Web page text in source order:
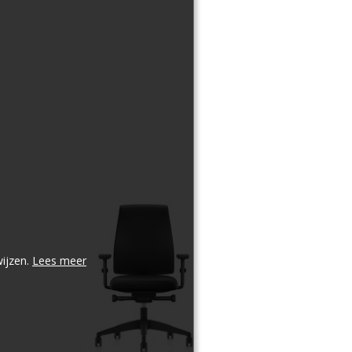
Lees meer